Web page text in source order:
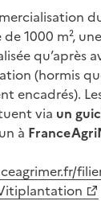
de 1000 m²,
qu’après
(hormis
encadrés).
via un
à